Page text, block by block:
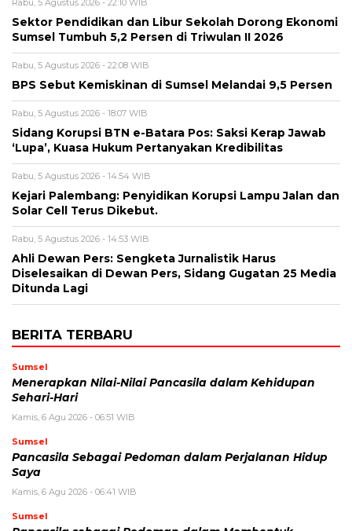
Rabu, 5 Agustus 2026 - 22:10 WIB
Sektor Pendidikan dan Libur Sekolah Dorong Ekonomi
Sumsel Tumbuh 5,2 Persen di Triwulan II 2026
Rabu, 5 Agustus 2026 - 22:08 WIB
BPS Sebut Kemiskinan di Sumsel Melandai 9,5 Persen
Rabu, 5 Agustus 2026 - 18:07 WIB
Sidang Korupsi BTN e-Batara Pos: Saksi Kerap Jawab
‘Lupa’, Kuasa Hukum Pertanyakan Kredibilitas
Rabu, 5 Agustus 2026 - 14:54 WIB
Kejari Palembang: Penyidikan Korupsi Lampu Jalan dan
Solar Cell Terus Dikebut.
Rabu, 5 Agustus 2026 - 14:53 WIB
Ahli Dewan Pers: Sengketa Jurnalistik Harus
Diselesaikan di Dewan Pers, Sidang Gugatan 25 Media
Ditunda Lagi
BERITA TERBARU
Sumsel
Menerapkan Nilai-Nilai Pancasila dalam Kehidupan
Sehari-Hari
Kamis, 6 Agu 2026 - 06:51 WIB
Sumsel
Pancasila Sebagai Pedoman dalam Perjalanan Hidup
Saya
Kamis, 6 Agu 2026 - 06:41 WIB
Sumsel